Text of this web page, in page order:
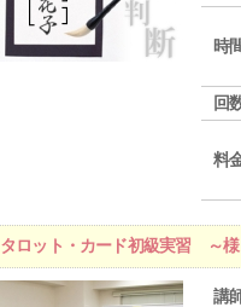
時
回
料
タロット・カード初級実習 ～様
講